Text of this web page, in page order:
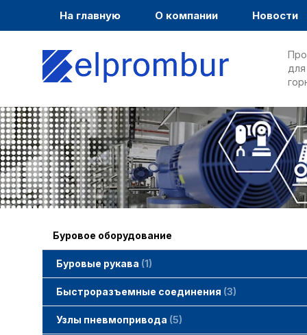
На главную О компании Новости
Буровое оборудование
Буровые рукава 1
Быстроразъемные соединения 3
Узлы пневмопривода 5